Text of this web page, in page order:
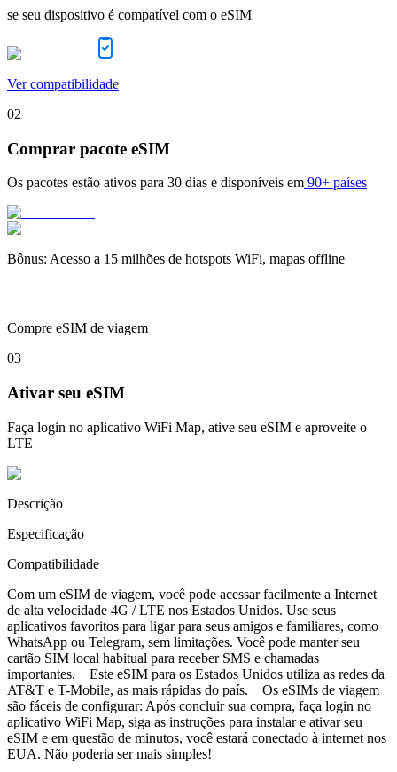
se seu dispositivo é compatível com o eSIM
Ver compatibilidade
02
Comprar pacote eSIM
Os pacotes estão ativos para 30 dias e disponíveis em 90+ países
Bônus: Acesso a 15 milhões de hotspots WiFi, mapas offline
Compre eSIM de viagem
03
Ativar seu eSIM
Faça login no aplicativo WiFi Map, ative seu eSIM e aproveite o
LTE
Descrição
Especificação
Compatibilidade
Com um eSIM de viagem, você pode acessar facilmente a Internet
de alta velocidade 4G / LTE nos Estados Unidos. Use seus
aplicativos favoritos para ligar para seus amigos e familiares, como
WhatsApp ou Telegram, sem limitações. Você pode manter seu
cartão SIM local habitual para receber SMS e chamadas
importantes. Este eSIM para os Estados Unidos utiliza as redes da
AT&T e T-Mobile, as mais rápidas do país. Os eSIMs de viagem
são fáceis de configurar: Após concluir sua compra, faça login no
aplicativo WiFi Map, siga as instruções para instalar e ativar seu
eSIM e em questão de minutos, você estará conectado à internet nos
EUA. Não poderia ser mais simples!